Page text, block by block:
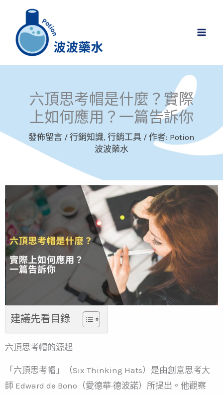
六頂思考帽是什麼？實際
上如何應用？一篇告訴你
發佈留言 / 行銷知識, 行銷工具 / 作者: Potion
波波藥水
建議先看目錄
六頂思考帽的源起
「六頂思考帽」（Six Thinking Hats）是由創意思考大
師 Edward de Bono（愛德華·德波諾）所提出。他觀察